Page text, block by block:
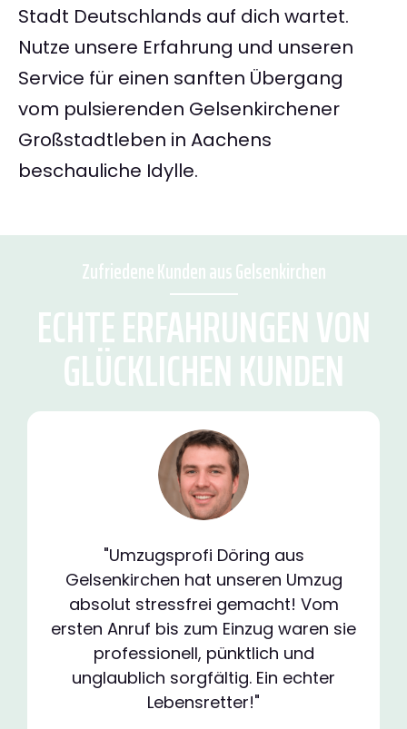
Stadt Deutschlands auf dich wartet.
Nutze unsere Erfahrung und unseren
Service für einen sanften Übergang
vom pulsierenden Gelsenkirchener
Großstadtleben in Aachens
beschauliche Idylle.
Zufriedene Kunden aus Gelsenkirchen
ECHTE ERFAHRUNGEN VON
GLÜCKLICHEN KUNDEN
"Umzugsprofi Döring aus
Gelsenkirchen hat unseren Umzug
absolut stressfrei gemacht! Vom
ersten Anruf bis zum Einzug waren sie
professionell, pünktlich und
unglaublich sorgfältig. Ein echter
Lebensretter!"